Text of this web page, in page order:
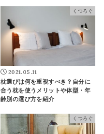
くつろぐ
2021.05.11
枕選びは何を重視すべき？自分に
合う枕を使うメリットや体型・年
齢別の選び方を紹介
くつろぐ